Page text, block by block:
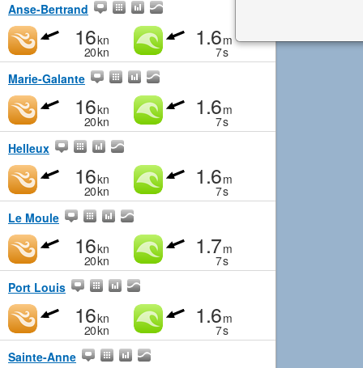
Anse-Bertrand
16kn
20kn
1.6m
7s
Marie-Galante
16kn
20kn
1.6m
7s
Helleux
16kn
20kn
1.6m
7s
Le Moule
16kn
20kn
1.7m
7s
Port Louis
16kn
20kn
1.6m
7s
Sainte-Anne